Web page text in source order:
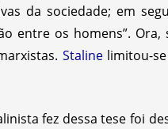
da sociedade; em
entre os homens”.
Stalinelimitou-se
fez dessa tese foi